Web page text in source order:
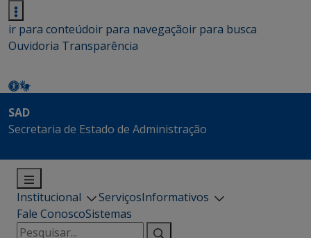
ir para conteúdoir para navegaçãoir para busca
Ouvidoria Transparência
SAD
Secretaria de Estado de Administração
Institucional ServiçosInformativos
Fale ConoscoSistemas
Pesquisar